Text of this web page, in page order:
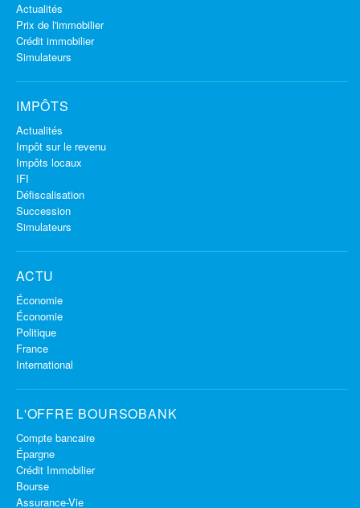
Actualités
Prix de l'immobilier
Crédit immobilier
Simulateurs
IMPÔTS
Actualités
Impôt sur le revenu
Impôts locaux
IFI
Défiscalisation
Succession
Simulateurs
ACTU
Économie
Économie
Politique
France
International
L'OFFRE BOURSOBANK
Compte bancaire
Épargne
Crédit Immobilier
Bourse
Assurance-Vie